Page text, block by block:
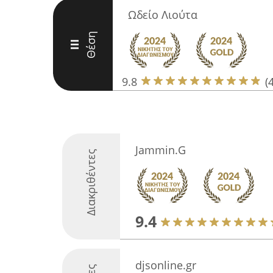
III Θέση
Ωδείο Λιούτα
9.8
Διακριθέντες Jammin.G
9.4
djsonline.gr